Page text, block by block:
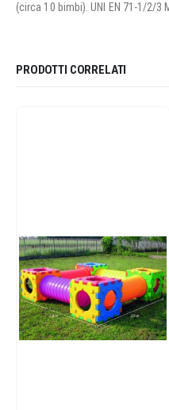
(circa 10 bimbi). UNI EN 71-1/2/3
PRODOTTI CORRELATI